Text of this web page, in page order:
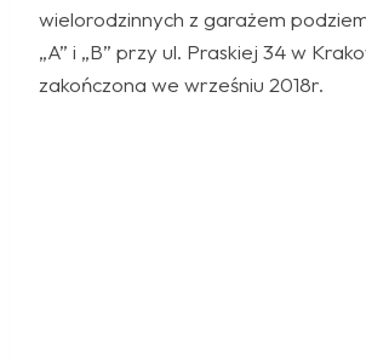
wielorodzinnych z garażem
„A” i „B” przy ul. Praskiej 34 w
zakończona we wrześniu 2018r.